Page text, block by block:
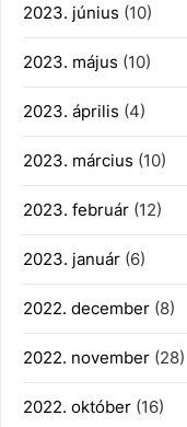
2023. június (10)
2023. május (10)
2023. április (4)
2023. március (10)
2023. február (12)
2023. január (6)
2022. december (8)
2022. november (28)
2022. október (16)